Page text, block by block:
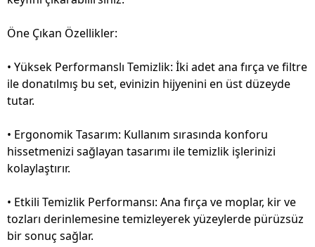
Öne Çıkan Özellikler:
• Yüksek Performanslı Temizlik: İki adet ana fırça ve filtre
ile donatılmış bu set, evinizin hijyenini en üst düzeyde
tutar.
• Ergonomik Tasarım: Kullanım sırasında konforu
hissetmenizi sağlayan tasarımı ile temizlik işlerinizi
kolaylaştırır.
• Etkili Temizlik Performansı: Ana fırça ve moplar, kir ve
tozları derinlemesine temizleyerek yüzeylerde pürüzsüz
bir sonuç sağlar.